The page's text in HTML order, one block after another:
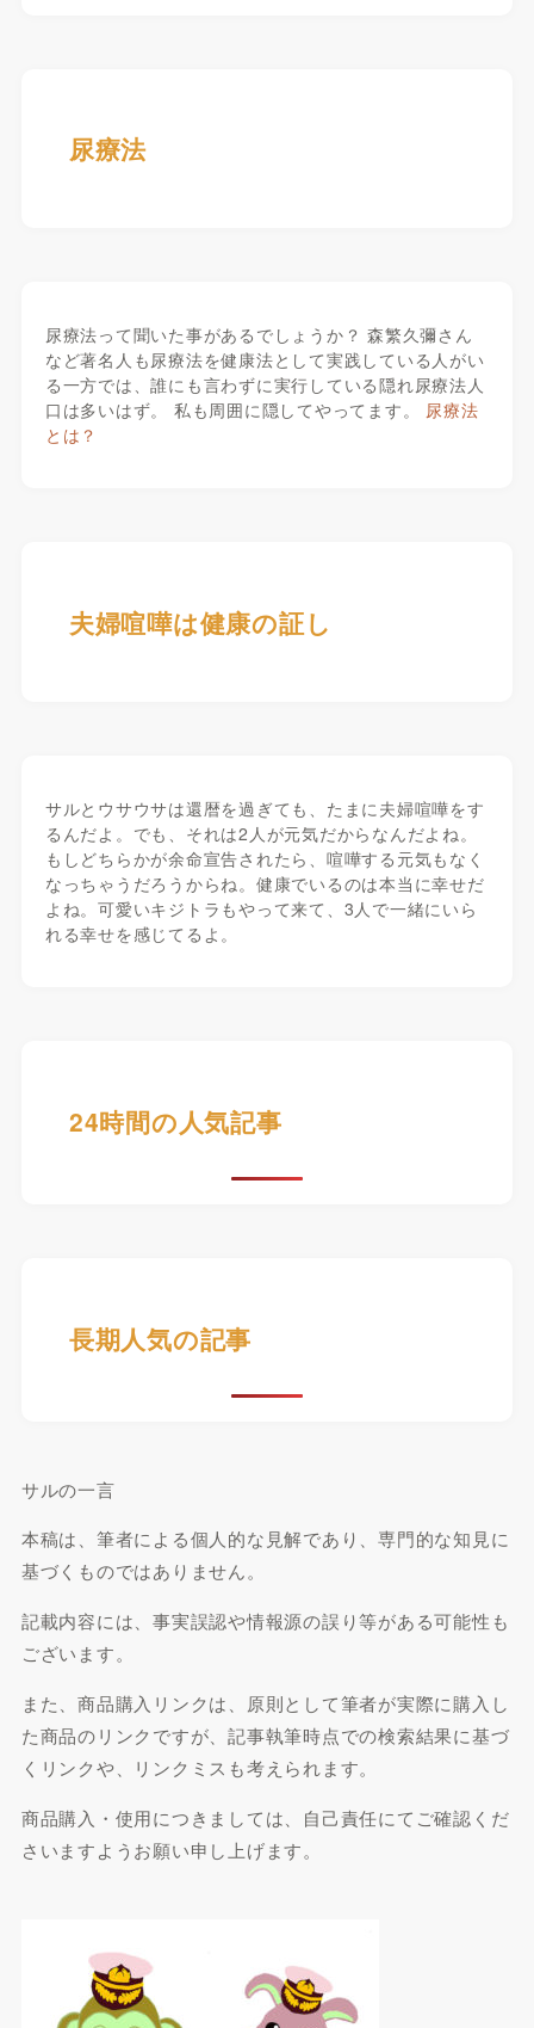
尿療法
尿療法って聞いた事があるでしょうか？ 森繁久彌さん
など著名人も尿療法を健康法として実践している人がい
る一方では、誰にも言わずに実行している隠れ尿療法人
口は多いはず。 私も周囲に隠してやってます。 尿療法
とは？
夫婦喧嘩は健康の証し
サルとウサウサは還暦を過ぎても、たまに夫婦喧嘩をす
るんだよ。でも、それは2人が元気だからなんだよね。
もしどちらかが余命宣告されたら、喧嘩する元気もなく
なっちゃうだろうからね。健康でいるのは本当に幸せだ
よね。可愛いキジトラもやって来て、3人で一緒にいら
れる幸せを感じてるよ。
24時間の人気記事
長期人気の記事
サルの一言
本稿は、筆者による個人的な見解であり、専門的な知見に
基づくものではありません。
記載内容には、事実誤認や情報源の誤り等がある可能性も
ございます。
また、商品購入リンクは、原則として筆者が実際に購入し
た商品のリンクですが、記事執筆時点での検索結果に基づ
くリンクや、リンクミスも考えられます。
商品購入・使用につきましては、自己責任にてご確認くだ
さいますようお願い申し上げます。